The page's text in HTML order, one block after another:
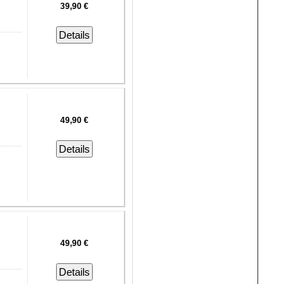
39,90 €
Details
49,90 €
Details
49,90 €
Details